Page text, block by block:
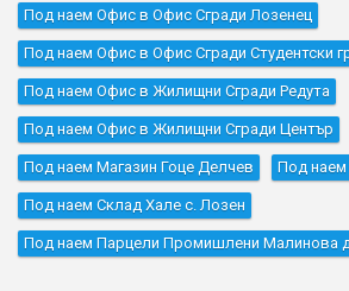
Под наем Офис в Офис Сгради Лозенец
Под наем Офис в Офис Сгради Студентски
Под наем Офис в Жилищни Сгради Редута
Под наем Офис в Жилищни Сгради Център
Под наем Магазин Гоце Делчев Под наем
Под наем Склад Хале с. Лозен
Под наем Парцели Промишлени Малинова